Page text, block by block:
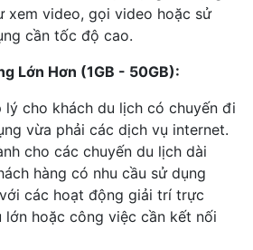
xem video, gọi video hoặc sử
cần tốc độ cao.
Lớn Hơn (1GB - 50GB):
lý cho khách du lịch có chuyến đi
vừa phải các dịch vụ internet.
cho các chuyến du lịch dài
hàng có nhu cầu sử dụng
các hoạt động giải trí trực
lớn hoặc công việc cần kết nối